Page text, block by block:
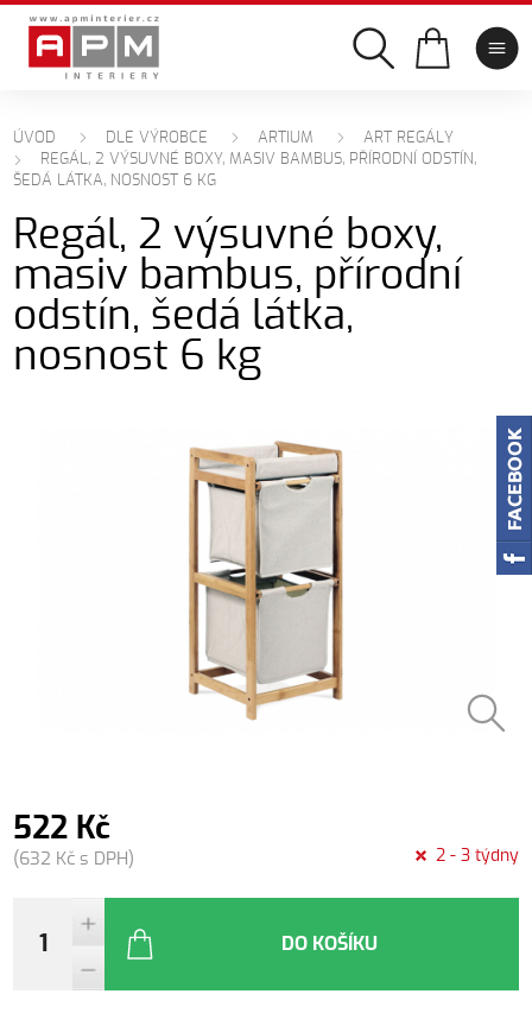
ÚVOD DLE VÝROBCE ARTIUM
ART REGÁLY
REGÁL, 2 VÝSUVNÉ BOXY, MASIV BAMBUS, PŘÍRODNÍ ODSTÍN,
ŠEDÁ LÁTKA, NOSNOST 6 KG
Regál, 2 výsuvné boxy,
masiv bambus, přírodní
odstín, šedá látka,
nosnost 6 kg
522 Kč
(632 Kč s DPH) 2 - 3 týdny
DO KOŠÍKU